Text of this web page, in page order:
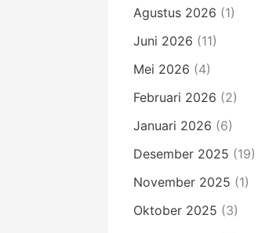
Agustus 2026 (1)
Juni 2026 (11)
Mei 2026 (4)
Februari 2026 (2)
Januari 2026 (6)
Desember 2025 (19)
November 2025 (1)
Oktober 2025 (3)